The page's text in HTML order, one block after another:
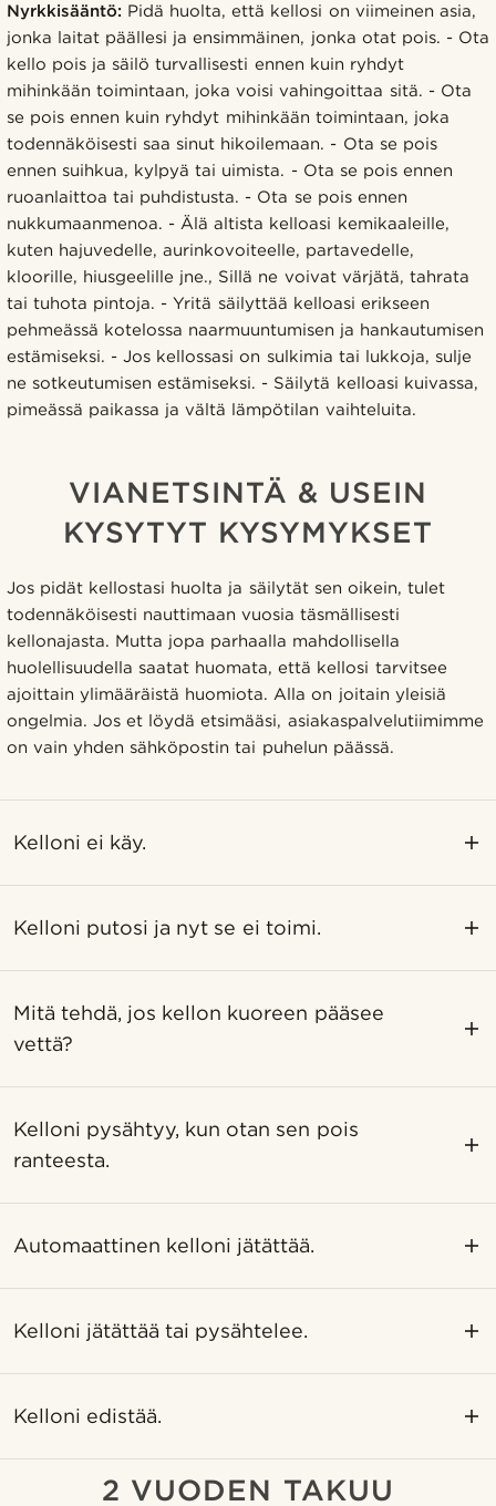
Nyrkkisääntö: Pidä huolta, että kellosi on viimeinen asia,
jonka laitat päällesi ja ensimmäinen, jonka otat pois. - Ota
kello pois ja säilö turvallisesti ennen kuin ryhdyt
mihinkään toimintaan, joka voisi vahingoittaa sitä. - Ota
se pois ennen kuin ryhdyt mihinkään toimintaan, joka
todennäköisesti saa sinut hikoilemaan. - Ota se pois
ennen suihkua, kylpyä tai uimista. - Ota se pois ennen
ruoanlaittoa tai puhdistusta. - Ota se pois ennen
nukkumaanmenoa. - Älä altista kelloasi kemikaaleille,
kuten hajuvedelle, aurinkovoiteelle, partavedelle,
kloorille, hiusgeelille jne., Sillä ne voivat värjätä, tahrata
tai tuhota pintoja. - Yritä säilyttää kelloasi erikseen
pehmeässä kotelossa naarmuuntumisen ja hankautumisen
estämiseksi. - Jos kellossasi on sulkimia tai lukkoja, sulje
ne sotkeutumisen estämiseksi. - Säilytä kelloasi kuivassa,
pimeässä paikassa ja vältä lämpötilan vaihteluita.
VIANETSINTÄ & USEIN
KYSYTYT KYSYMYKSET
Jos pidät kellostasi huolta ja säilytät sen oikein, tulet
todennäköisesti nauttimaan vuosia täsmällisesti
kellonajasta. Mutta jopa parhaalla mahdollisella
huolellisuudella saatat huomata, että kellosi tarvitsee
ajoittain ylimääräistä huomiota. Alla on joitain yleisiä
ongelmia. Jos et löydä etsimääsi, asiakaspalvelutiimimme
on vain yhden sähköpostin tai puhelun päässä.
Kelloni ei käy.
Kelloni putosi ja nyt se ei toimi.
Mitä tehdä, jos kellon kuoreen pääsee
vettä?
Kelloni pysähtyy, kun otan sen pois
ranteesta.
Automaattinen kelloni jätättää.
Kelloni jätättää tai pysähtelee.
Kelloni edistää.
2 VUODEN TAKUU